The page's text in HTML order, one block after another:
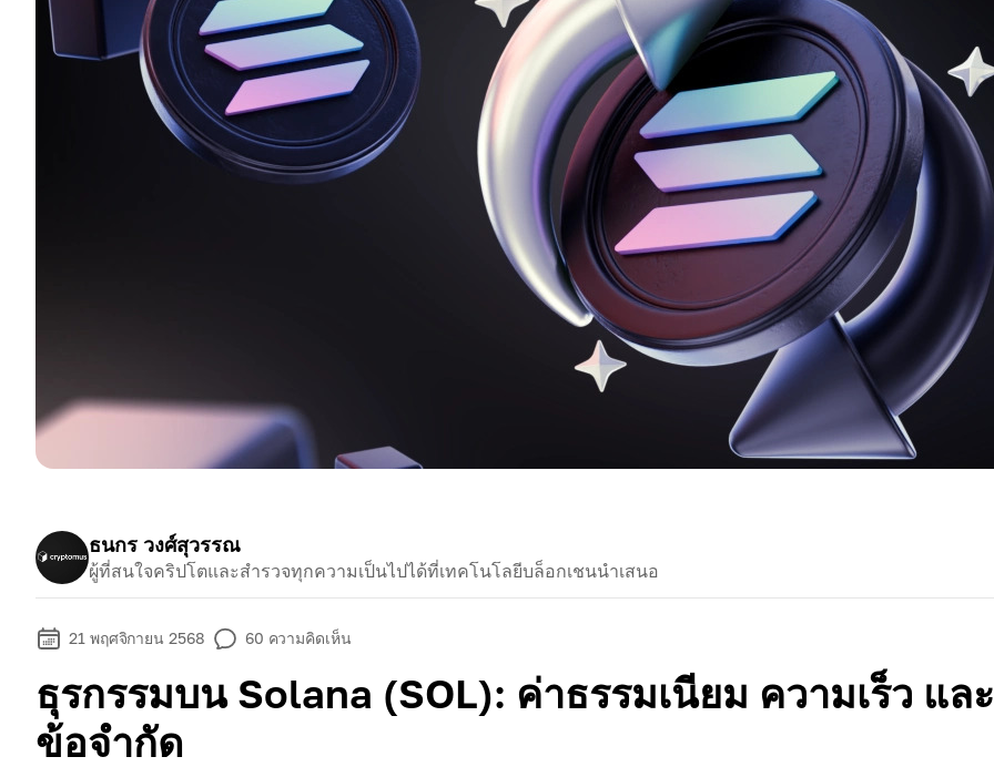
ธนกร วงศ์สุวรรณ
ผู้ที่สนใจคริปโตและสำรวจทุกความเป็นไปได้ที่เทคโนโลยีบล็อกเชนนำเสนอ
21 พฤศจิกายน 2568 60 ความคิดเห็น
ธุรกรรมบน Solana (SOL): ค่าธรรมเนียม ความเร็ว และ
ข้อจำกัด